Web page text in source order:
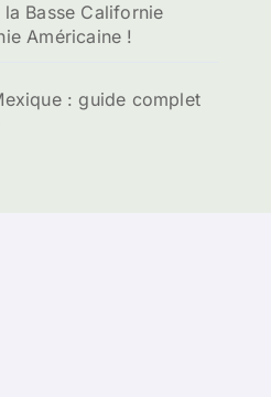
Basse Californie
Américaine !
: guide complet